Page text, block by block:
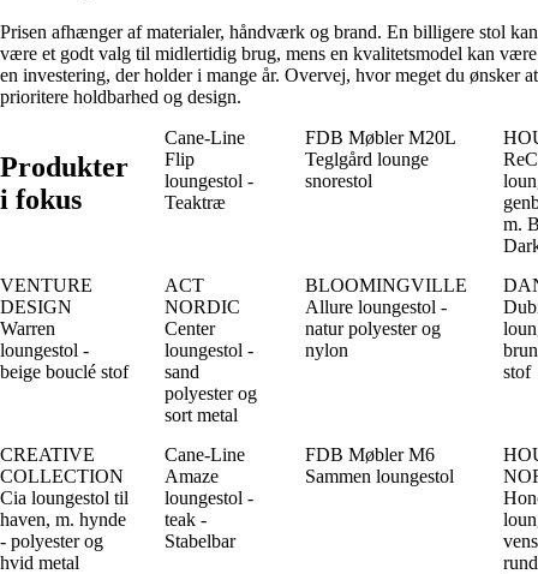
Prisen afhænger af materialer, håndværk og brand. En billigere stol kan
være et godt valg til midlertidig brug, mens en kvalitetsmodel kan være
en investering, der holder i mange år. Overvej, hvor meget du ønsker at
prioritere holdbarhed og design.
Produkter
i fokus
Cane-Line
Flip
loungestol -
Teaktræ
FDB Møbler M20L
Teglgård lounge
snorestol
m.
VENTURE
DESIGN
Warren
loungestol -
beige bouclé stof
ACT
NORDIC
Center
loungestol -
sand
polyester og
sort metal
BLOOMINGVILLE
Allure loungestol -
natur polyester og
nylon
stof
CREATIVE
COLLECTION
Cia loungestol til
haven, m. hynde
- polyester og
hvid metal
Cane-Line
Amaze
loungestol -
teak -
Stabelbar
FDB Møbler M6
Sammen loungestol